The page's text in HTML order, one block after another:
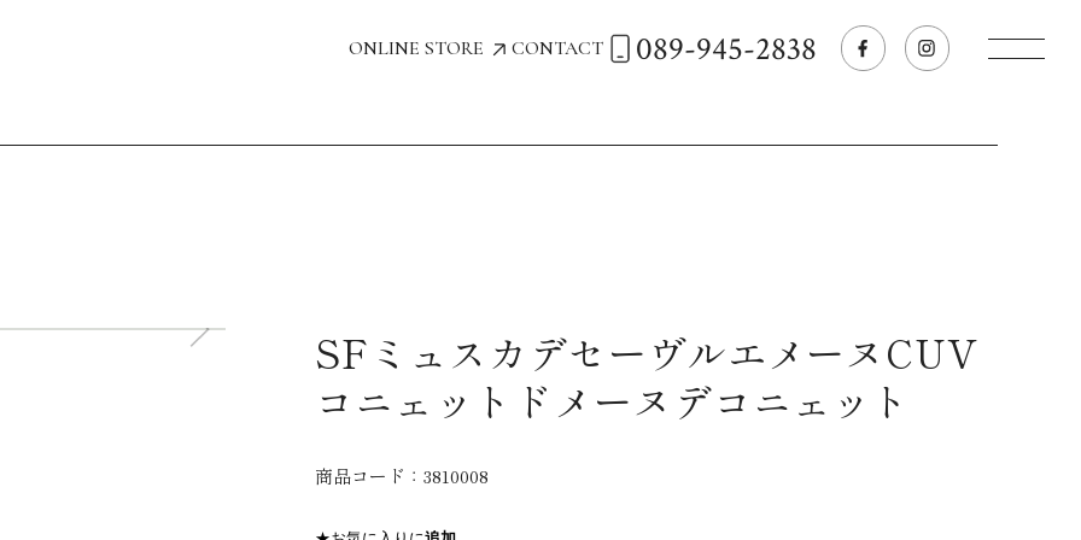
ONLINE STORE CONTACT 089-945-2838
商品情報
SFミュスカデセーヴルエメーヌCUV
コニェットドメーヌデコニェット
商品コード： 3810008